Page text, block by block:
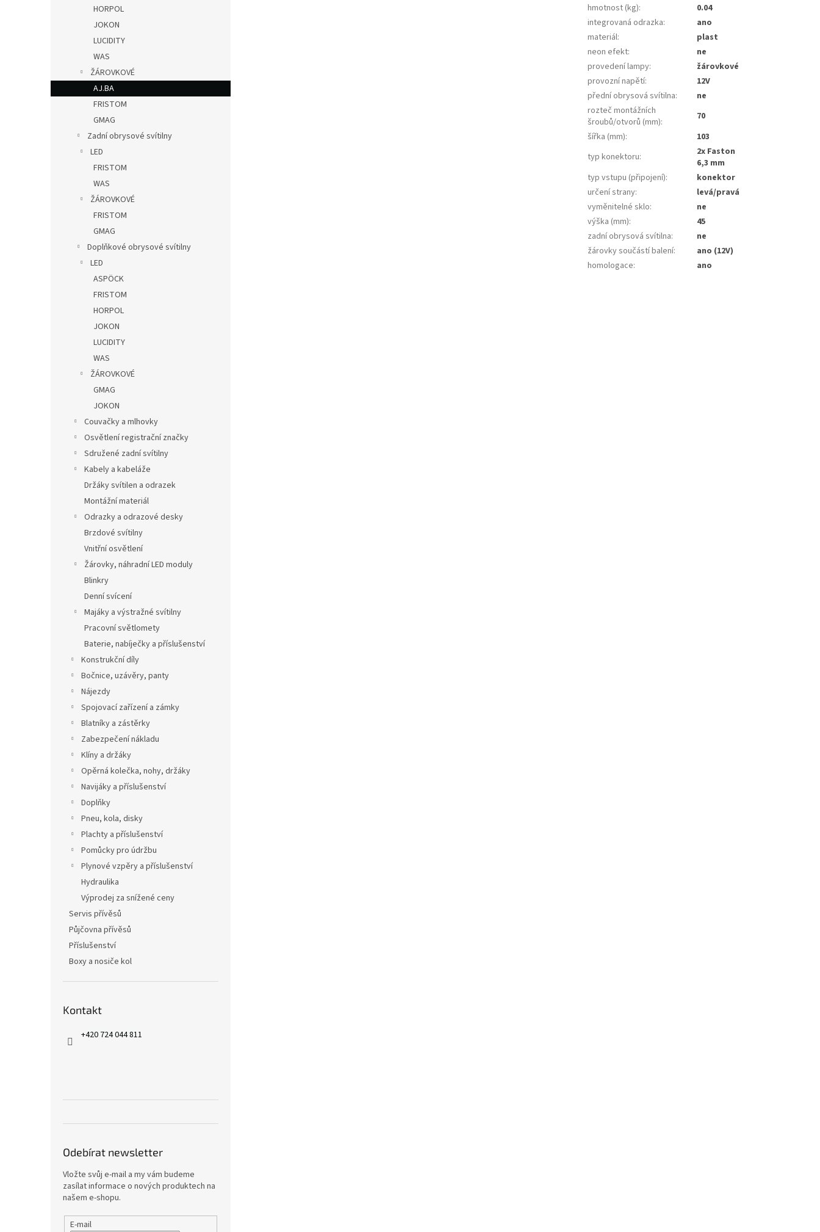
HORPOL
JOKON
LUCIDITY
WAS
ŽÁROVKOVÉ
AJ.BA
FRISTOM
GMAG
Zadní obrysové svítilny
LED
FRISTOM
WAS
ŽÁROVKOVÉ
FRISTOM
GMAG
Doplňkové obrysové svítilny
LED
ASPÖCK
FRISTOM
HORPOL
JOKON
LUCIDITY
WAS
ŽÁROVKOVÉ
GMAG
JOKON
Couvačky a mlhovky
Osvětlení registrační značky
Sdružené zadní svítilny
Kabely a kabeláže
Držáky svítilen a odrazek
Montážní materiál
Odrazky a odrazové desky
Brzdové svítilny
Vnitřní osvětlení
Žárovky, náhradní LED moduly
Blinkry
Denní svícení
Majáky a výstražné svítilny
Pracovní světlomety
Baterie, nabíječky a příslušenství
Konstrukční díly
Bočnice, uzávěry, panty
Nájezdy
Spojovací zařízení a zámky
Blatníky a zástěrky
Zabezpečení nákladu
Klíny a držáky
Opěrná kolečka, nohy, držáky
Navijáky a příslušenství
Doplňky
Pneu, kola, disky
Plachty a příslušenství
Pomůcky pro údržbu
Plynové vzpěry a příslušenství
Hydraulika
Výprodej za snížené ceny
Servis přívěsů
Půjčovna přívěsů
Příslušenství
Boxy a nosiče kol
Kontakt
+420 724 044 811
Odebírat newsletter
Vložte svůj e-mail a my vám budeme
zasílat informace o nových produktech na
našem e-shopu.
E-mail
hmotnost (kg):
0.04
integrovaná odrazka:
ano
materiál:
plast
neon efekt:
ne
provedení lampy:
žárovkové
provozní napětí:
12V
přední obrysová svítilna:
ne
rozteč montážních
šroubů/otvorů (mm):
70
šířka (mm):
103
typ konektoru:
2x Faston
6,3 mm
typ vstupu (připojení):
konektor
určení strany:
levá/pravá
vyměnitelné sklo:
ne
výška (mm):
45
zadní obrysová svítilna:
ne
žárovky součástí balení:
ano (12V)
homologace: ano